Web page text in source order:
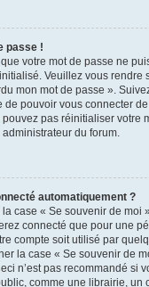
passe !
votre mot de passe ne
Veuillez vous rendre
mon mot de passe ».
de pouvoir vous connecter
pas réinitialiser votre
du forum.
automatiquement ?
case « Se souvenir de moi
connecté que pour une
compte soit utilisé par
la case « Se souvenir de
n’est pas recommandé si
comme une librairie, un